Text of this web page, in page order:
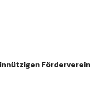
Förderverein